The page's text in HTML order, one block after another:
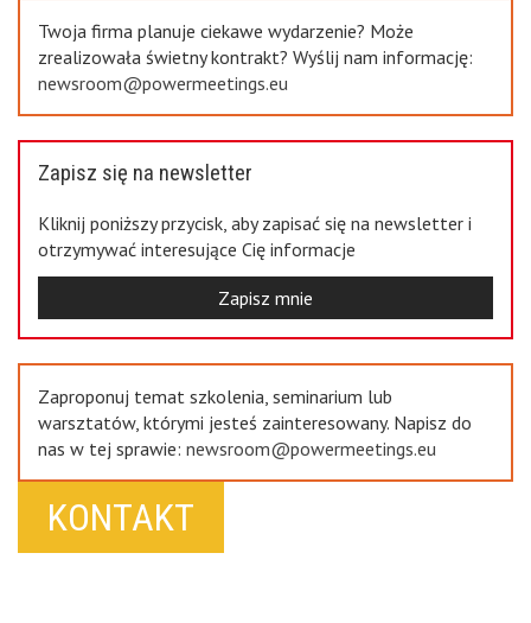
Twoja firma planuje ciekawe wydarzenie? Może
zrealizowała świetny kontrakt? Wyślij nam informację:
newsroom@powermeetings.eu
Zapisz się na newsletter
Kliknij poniższy przycisk, aby zapisać się na newsletter i
otrzymywać interesujące Cię informacje
Zapisz mnie
Zaproponuj temat szkolenia, seminarium lub
warsztatów, którymi jesteś zainteresowany. Napisz do
nas w tej sprawie: newsroom@powermeetings.eu
KONTAKT